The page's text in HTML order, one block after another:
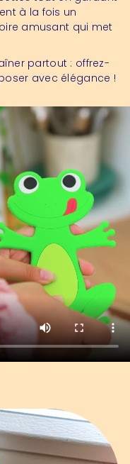
à la fois un
amusant qui met
partout : offrez-
avec élégance !